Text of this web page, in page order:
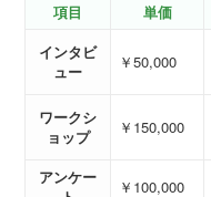
項目 単価
インタビ
ュー
￥50,000
ワークシ
ョップ
￥150,000
アンケー
￥100,000